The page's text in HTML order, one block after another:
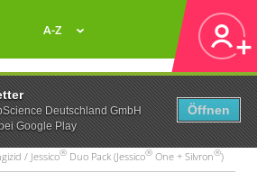
Deutschland GmbH
Google Play
Öffnen
A-Z
/ Jessico® Duo Pack (Jessico® One + Silvron®)